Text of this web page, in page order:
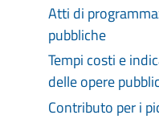
Atti di
pubbliche
Tempi costi e
delle opere
Contributo per i